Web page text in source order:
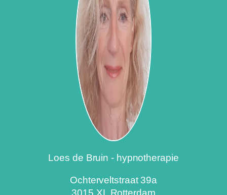
Loes de Bruin - hypnotherapie
Ochterveltstraat 39a
3015 XL Rotterdam